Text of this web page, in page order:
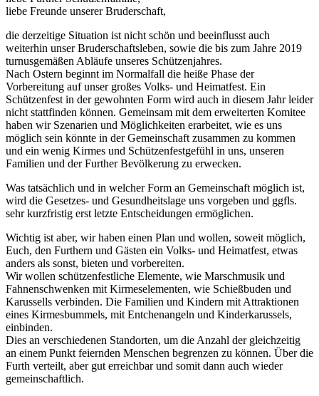
liebe Freunde unserer Bruderschaft,
die derzeitige Situation ist nicht schön und beeinflusst auch
weiterhin unser Bruderschaftsleben, sowie die bis zum Jahre 2019
turnusgemäßen Abläufe unseres Schützenjahres.
Nach Ostern beginnt im Normalfall die heiße Phase der
Vorbereitung auf unser großes Volks- und Heimatfest. Ein
Schützenfest in der gewohnten Form wird auch in diesem Jahr leider
nicht stattfinden können. Gemeinsam mit dem erweiterten Komitee
haben wir Szenarien und Möglichkeiten erarbeitet, wie es uns
möglich sein könnte in der Gemeinschaft zusammen zu kommen
und ein wenig Kirmes und Schützenfestgefühl in uns, unseren
Familien und der Further Bevölkerung zu erwecken.
Was tatsächlich und in welcher Form an Gemeinschaft möglich ist,
wird die Gesetzes- und Gesundheitslage uns vorgeben und ggfls.
sehr kurzfristig erst letzte Entscheidungen ermöglichen.
Wichtig ist aber, wir haben einen Plan und wollen, soweit möglich,
Euch, den Furthern und Gästen ein Volks- und Heimatfest, etwas
anders als sonst, bieten und vorbereiten.
Wir wollen schützenfestliche Elemente, wie Marschmusik und
Fahnenschwenken mit Kirmeselementen, wie Schießbuden und
Karussells verbinden. Die Familien und Kindern mit Attraktionen
eines Kirmesbummels, mit Entchenangeln und Kinderkarussels,
einbinden.
Dies an verschiedenen Standorten, um die Anzahl der gleichzeitig
an einem Punkt feiernden Menschen begrenzen zu können. Über die
Furth verteilt, aber gut erreichbar und somit dann auch wieder
gemeinschaftlich.